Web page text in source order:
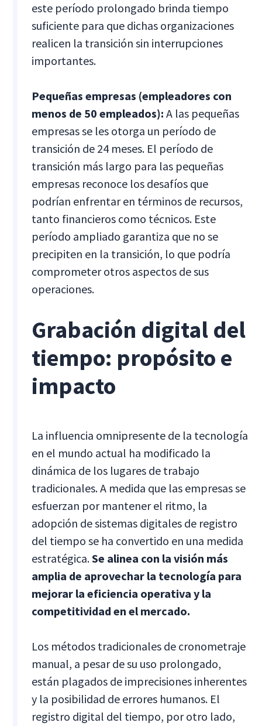
este período prolongado brinda tiempo
suficiente para que dichas organizaciones
realicen la transición sin interrupciones
importantes.
Pequeñas empresas (empleadores con
menos de 50 empleados):A las pequeñas
empresas se les otorga un período de
transición de 24 meses. El período de
transición más largo para las pequeñas
empresas reconoce los desafíos que
podrían enfrentar en términos de recursos,
tanto financieros como técnicos. Este
período ampliado garantiza que no se
precipiten en la transición, lo que podría
comprometer otros aspectos de sus
operaciones.
Grabación digital del
tiempo: propósito e
impacto
La influencia omnipresente de la tecnología
en el mundo actual ha modificado la
dinámica de los lugares de trabajo
tradicionales. A medida que las empresas se
esfuerzan por mantener el ritmo, la
adopción de sistemas digitales de registro
del tiempo se ha convertido en una medida
estratégica.Se alinea con la visión más
amplia de aprovechar la tecnología para
mejorar la eficiencia operativa y la
competitividad en el mercado.
Los métodos tradicionales de cronometraje
manual, a pesar de su uso prolongado,
están plagados de imprecisiones inherentes
y la posibilidad de errores humanos. El
registro digital del tiempo, por otro lado,